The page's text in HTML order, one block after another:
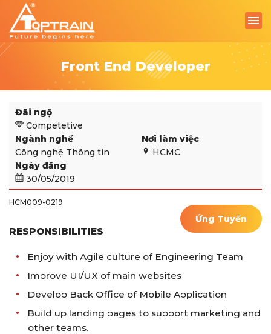
Front End Developer
Đãi ngộ
Competetive
Ngành nghề
Công nghệ Thông tin
Nơi làm việc
HCMC
Ngày đăng
30/05/2019
Ứng Tuyển
HCM009-0219
RESPONSIBILITIES
Enjoy with Agile culture of Engineering Team
Improve UI/UX of main websites
Develop Back Office of Mobile Application
Build up landing pages to support marketing and
other teams.